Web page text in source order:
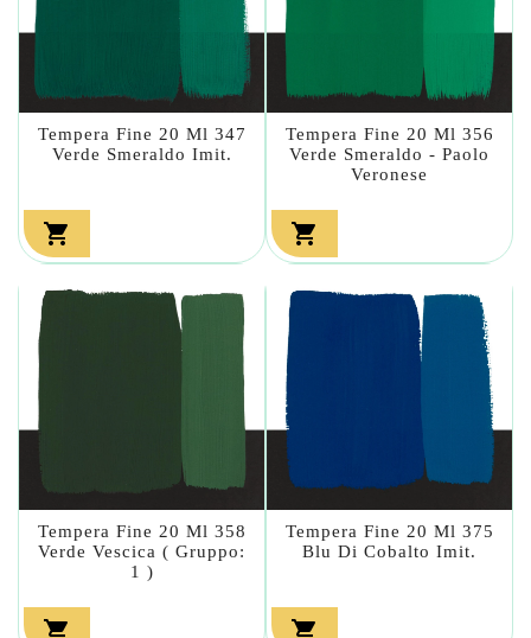
Tempera Fine 20 Ml 347
Verde Smeraldo Imit.

Tempera Fine 20 Ml 356
Verde Smeraldo - Paolo
Veronese

Tempera Fine 20 Ml 358
Verde Vescica ( Gruppo:
1 )

Tempera Fine 20 Ml 375
Blu Di Cobalto Imit.
